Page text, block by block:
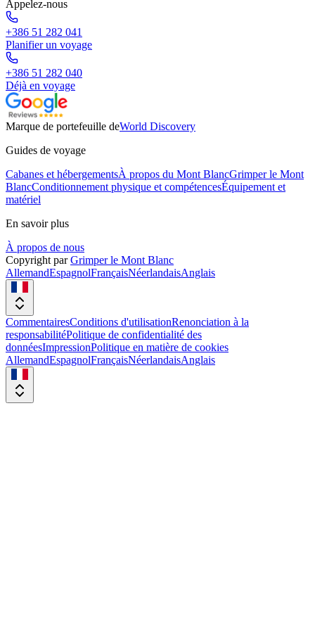
Appelez-nous
+386 51 282 041
Planifier un voyage
+386 51 282 040
Déjà en voyage
Marque de portefeuille deWorld Discovery
Guides de voyage
Cabanes et hébergementsÀ propos du Mont BlancGrimper le Mont
BlancConditionnement physique et compétencesÉquipement et
matériel
En savoir plus
À propos de nous
Copyright par Grimper le Mont Blanc
AllemandEspagnolFrançaisNéerlandaisAnglais
CommentairesConditions d'utilisationRenonciation à la
responsabilitéPolitique de confidentialité des
donnéesImpressionPolitique en matière de cookies
AllemandEspagnolFrançaisNéerlandaisAnglais